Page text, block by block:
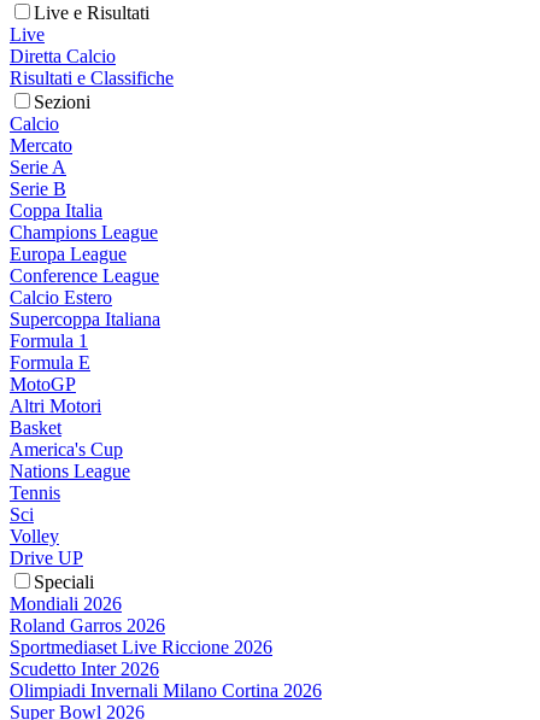
Live e Risultati
Live
Diretta Calcio
Risultati e Classifiche
Sezioni
Calcio
Mercato
Serie A
Serie B
Coppa Italia
Champions League
Europa League
Conference League
Calcio Estero
Supercoppa Italiana
Formula 1
Formula E
MotoGP
Altri Motori
Basket
America's Cup
Nations League
Tennis
Sci
Volley
Drive UP
Speciali
Mondiali 2026
Roland Garros 2026
Sportmediaset Live Riccione 2026
Scudetto Inter 2026
Olimpiadi Invernali Milano Cortina 2026
Super Bowl 2026